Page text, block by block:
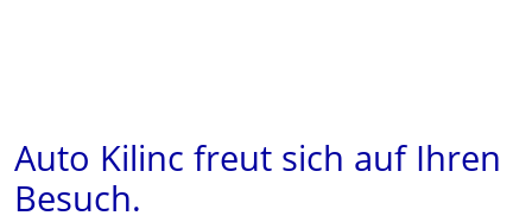
Auto Kilinc freut sich auf Ihren
Besuch.